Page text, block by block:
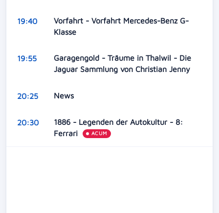
19:40
Vorfahrt - Vorfahrt Mercedes-Benz G-
Klasse
19:55
Garagengold - Träume in Thalwil - Die
Jaguar Sammlung von Christian Jenny
20:25 News
20:30
1886 - Legenden der Autokultur - 8:
Ferrari
ACUM